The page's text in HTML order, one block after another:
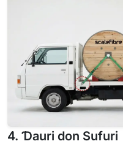
4. Ɗauri don Sufuri